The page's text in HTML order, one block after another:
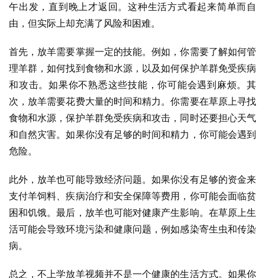
午出发，直到晚上才返回。这种生活方式看起来简单而自
由，但实际上却充满了风险和困难。
首先，放羊需要掌握一定的技能。例如，你需要了解如何管
理羊群，如何找到食物和水源，以及如何保护羊群免受疾病
和攻击。如果你不熟悉这些技能，你可能会遇到麻烦。其
次，放羊需要花费大量的时间和精力。你需要在草原上寻找
食物和水源，保护羊群免受疾病和攻击，同时还要担心天气
和自然灾害。如果你没有足够的时间和精力，你可能会遇到
危险。
此外，放羊也可能导致经济问题。如果你没有足够的资金来
支付羊饲料、疾病治疗和安全保障等费用，你可能会面临贫
困和饥饿。最后，放羊也可能对健康产生影响。在草原上生
活可能会导致环境污染和健康问题，例如感染寄生虫和传染
病。
总之，不上学放羊视频并不是一个健康的生活方式。如果你